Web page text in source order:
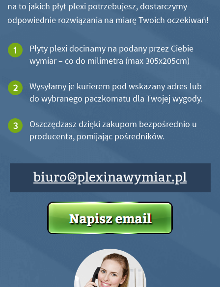
na to jakich płyt plexi potrzebujesz, dostarczymy
odpowiednie rozwiązania na miarę Twoich oczekiwań!
Płyty plexi docinamy na podany przez Ciebie
wymiar – co do milimetra (max 305x205cm)
Wysyłamy je kurierem pod wskazany adres lub
do wybranego paczkomatu dla Twojej wygody.
Oszczędzasz dzięki zakupom bezpośrednio u
producenta, pomijając pośredników.
biuro@plexinawymiar.pl